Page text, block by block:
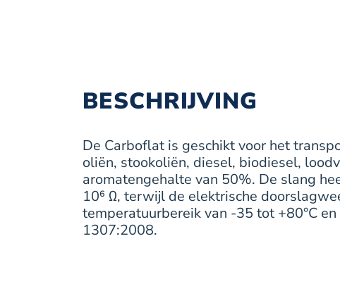
BESCHRIJVING
De Carboflat is geschikt voor het
oliën, stookoliën, diesel, biodiesel,
aromatengehalte van 50%. De slang
10⁶ Ω, terwijl de elektrische
temperatuurbereik van -35 tot +80°C
1307:2008.